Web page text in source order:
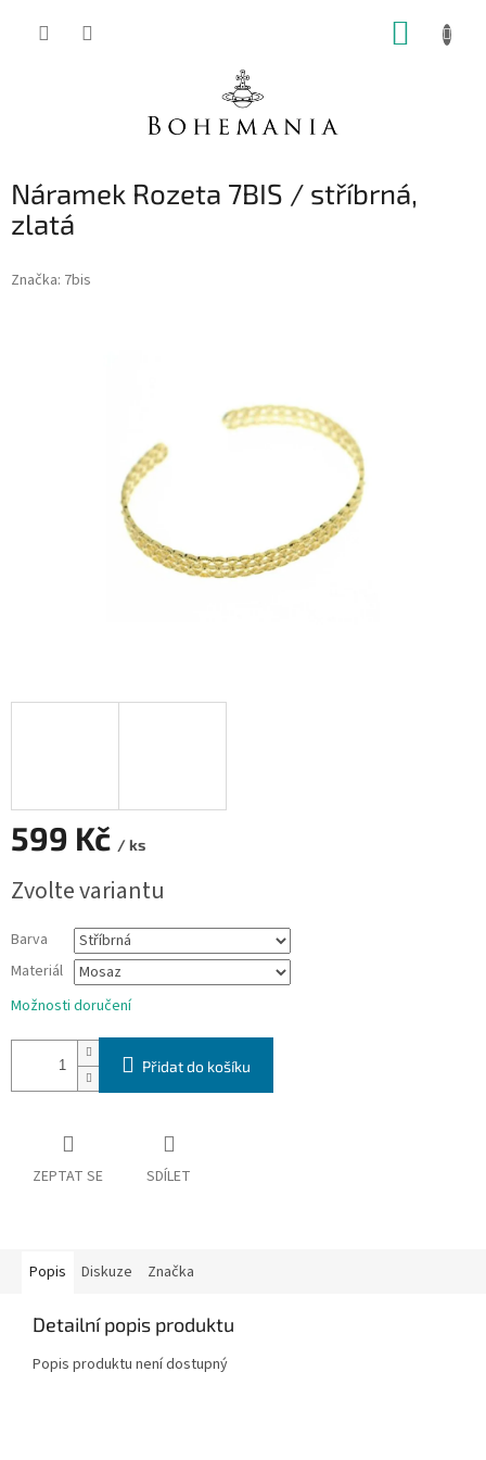
Náramek Rozeta 7BIS / stříbrná,
zlatá
Značka: 7bis
599 Kč / ks
cena:
Zvolte variantu
Barva
Materiál
Možnosti doručení
Přidat do košíku
ZEPTAT SE SDÍLET
Popis Diskuze Značka
Detailní popis produktu
Popis produktu není dostupný